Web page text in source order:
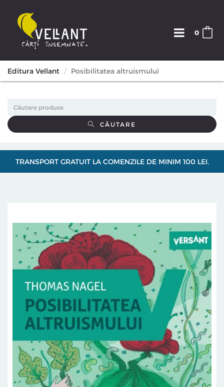
0
Editura Vellant Posibilitatea altruismului
CĂUTARE
TRANSPORT GRATUIT LA COMENZILE DE MINIM 100 LEI.